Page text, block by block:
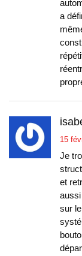
a
15
Je
et
aussi
sur